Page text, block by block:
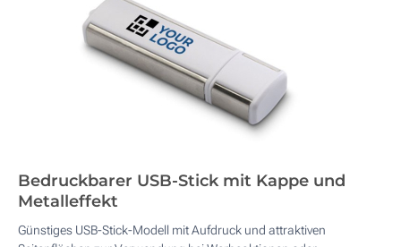
Bedruckbarer USB-Stick mit Kappe und
Metalleffekt
Günstiges USB-Stick-Modell mit Aufdruck und attraktiven